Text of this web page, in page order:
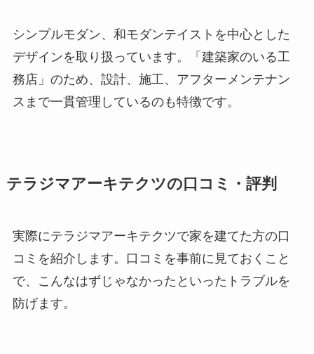
シンプルモダン、和モダンテイストを中心とした
デザインを取り扱っています。「建築家のいる工
務店」のため、設計、施工、アフターメンテナン
スまで一貫管理しているのも特徴です。
テラジマアーキテクツの口コミ・評判
実際にテラジマアーキテクツで家を建てた方の口
コミを紹介します。口コミを事前に見ておくこと
で、こんなはずじゃなかったといったトラブルを
防げます。